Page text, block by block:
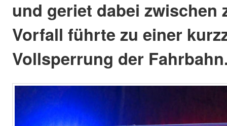
und geriet dabei zwischen
Vorfall führte zu einer
Vollsperrung der